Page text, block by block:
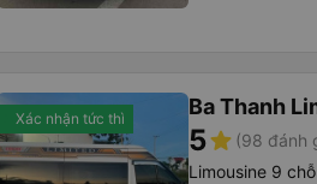
Xác nhận tức thì Ba Thanh
5star (98 đánh
Limousine 9 chỗ